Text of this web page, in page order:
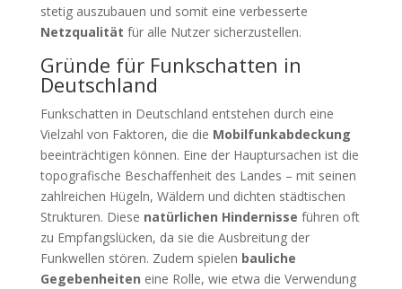
stetig auszubauen und somit eine verbesserte
Netzqualität für alle Nutzer sicherzustellen.
Gründe für Funkschatten in
Deutschland
Funkschatten in Deutschland entstehen durch eine
Vielzahl von Faktoren, die die Mobilfunkabdeckung
beeinträchtigen können. Eine der Hauptursachen ist die
topografische Beschaffenheit des Landes – mit seinen
zahlreichen Hügeln, Wäldern und dichten städtischen
Strukturen. Diese natürlichen Hindernisse führen oft
zu Empfangslücken, da sie die Ausbreitung der
Funkwellen stören. Zudem spielen bauliche
Gegebenheiten eine Rolle, wie etwa die Verwendung